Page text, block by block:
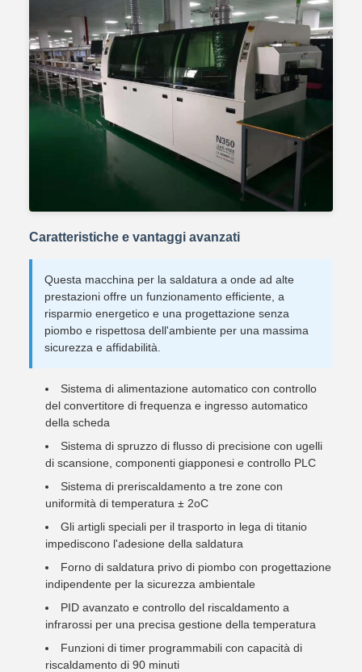
Caratteristiche e vantaggi avanzati
Questa macchina per la saldatura a onde ad alte
prestazioni offre un funzionamento efficiente, a
risparmio energetico e una progettazione senza
piombo e rispettosa dell'ambiente per una massima
sicurezza e affidabilità.
Sistema di alimentazione automatico con controllo
del convertitore di frequenza e ingresso automatico
della scheda
Sistema di spruzzo di flusso di precisione con ugelli
di scansione, componenti giapponesi e controllo PLC
Sistema di preriscaldamento a tre zone con
uniformità di temperatura ± 2oC
Gli artigli speciali per il trasporto in lega di titanio
impediscono l'adesione della saldatura
Forno di saldatura privo di piombo con progettazione
indipendente per la sicurezza ambientale
PID avanzato e controllo del riscaldamento a
infrarossi per una precisa gestione della temperatura
Funzioni di timer programmabili con capacità di
riscaldamento di 90 minuti